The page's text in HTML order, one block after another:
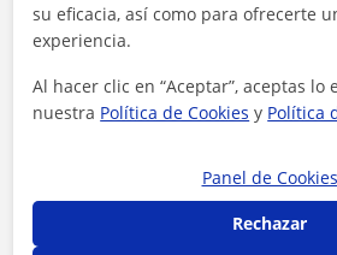
Contacta con Aitana
Tarifa
su eficacia, así como para ofrecerte
experiencia.
Al hacer clic en “Aceptar”, aceptas lo
nuestra Política de Cookies y Política
Panel de Cookies
Rechazar